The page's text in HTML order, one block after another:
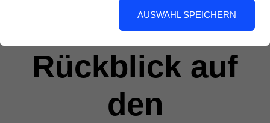
Rückblick auf
den
AUSWAHL SPEICHERN